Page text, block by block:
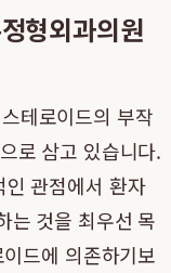
형외과의원
테로이드의 부작
로 삼고 있습니다.
관점에서 환자
는 것을 최우선 목
드에 의존하기보